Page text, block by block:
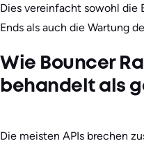
Dies vereinfacht sowohl
Ends als auch die Wartung
Wie Bouncer
behandelt als
Die meisten APIs brechen